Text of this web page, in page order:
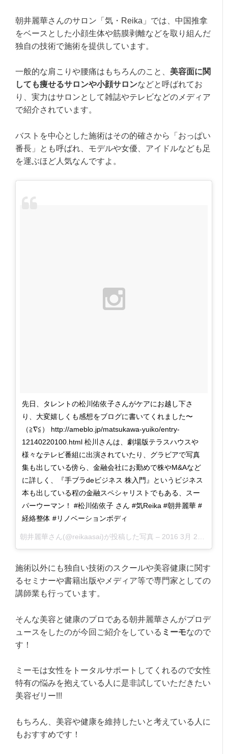
朝井麗華さんのサロン「気・Reika」では、中国推拿
をベースとした小顔生体や筋膜剥離などを取り組んだ
独自の技術で施術を提供しています。
一般的な肩こりや腰痛はもちろんのこと、 美容面に関
しても痩せるサロンや小顔サロンなどと呼ばれてお
り、実力はサロンとして雑誌やテレビなどのメディア
で紹介されています。
バストを中心とした施術はその的確さから「おっぱい
番長」とも呼ばれ、モデルや女優、アイドルなども足
を運ぶほど人気なんですよ。
先日、タレントの松川佑依子さんがケアにお越し下さ
り、大変嬉しくも感想をブログに書いてくれました〜
（≧∇≦） http://ameblo.jp/matsukawa-yuiko/entry-
12140220100.html 松川さんは、劇場版テラスハウスや
様々なテレビ番組に出演されていたり、グラビアで写真
集も出している傍ら、金融会社にお勤めで株やM&Aなど
に詳しく、『手ブラdeビジネス 株入門』というビジネス
本も出している程の金融スペシャリストでもある、スー
パーウーマン！ #松川佑依子 さん #気Reika #朝井麗華 #
経絡整体 #リノベーションボディ
朝井麗華さん(@reikaasai)が投稿した写真 – 2016 3月 21 1:20午前 PDT
施術以外にも独自い技術のスクールや美容健康に関す
るセミナーや書籍出版やメディア等で専門家としての
講師業も行っています。
そんな美容と健康のプロである朝井麗華さんがプロデ
ュースをしたのが今回ご紹介をしている ミーモなので
す！
ミーモは女性をトータルサポートしてくれるので女性
特有の悩みを抱えている人に是非試していただきたい
美容ゼリー!!!
もちろん、美容や健康を維持したいと考えている人に
もおすすめです！